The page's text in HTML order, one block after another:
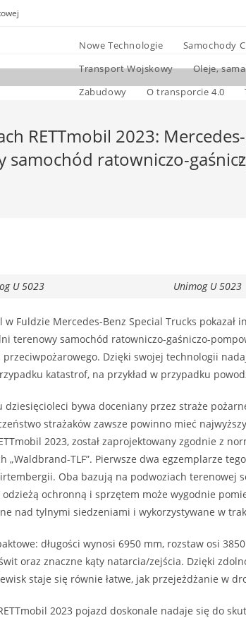
Nowe Technologie Samochody
Transport Wojskowy
Oleje,
Zabudowy
O transporcie 4.0
RETTmobil 2023:
ratowniczo-
U 5023 Unimog U 5023
Fuldzie Mercedes-Benz Special Trucks
terenowy samochód ratowniczo-gaśniczo-
Dzięki swojej technologii
katastrof, na przykład w przypadku
bywa doceniany przez straże
strażaków zawsze powinno mieć
2023, został zaprojektowany zgodnie z
„Waldbrand-TLF”. Pierwsze dwa egzemplarze
Oba bazują na podwoziach terenowej
ochronną i sprzętem może wygodnie
nad tylnymi siedzeniami i wykorzystywane w
długości wynosi 6950 mm, rozstaw osi
oraz znaczne kąty natarcia/zejścia. Dzięki
staje się równie łatwe, jak przejeżdżanie w
2023 pojazd doskonale nadaje się do